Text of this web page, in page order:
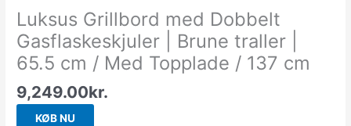
Luksus Grillbord med Dobbelt
Gasflaskeskjuler | Brune traller |
65.5 cm / Med Topplade / 137 cm
9,249.00kr.
KØB NU